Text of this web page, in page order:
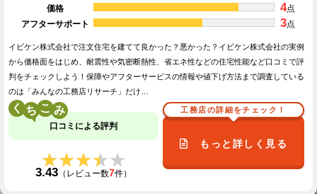
価格
4点
アフターサポート
3点
イビケン株式会社で注文住宅を建てて良かった？悪かった？イビケン株式会社の実例
から価格面をはじめ、耐震性や気密断熱性、省エネ性などの住宅性能など口コミで評
判をチェックしよう！保障やアフターサービスの情報や値下げ方法まで調査している
のは「みんなの工務店リサーチ」だけ…
く こ
口コミによる評判
★★★★★
★★★★★
3.43 （レビュー数7件）
工務店の詳細をチェック！
もっと詳しく見る